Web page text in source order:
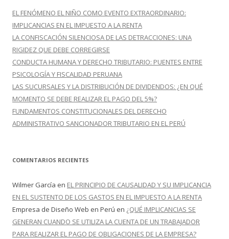
r
:
EL FENÓMENO EL NIÑO COMO EVENTO EXTRAORDINARIO:
IMPLICANCIAS EN EL IMPUESTO A LA RENTA
LA CONFISCACIÓN SILENCIOSA DE LAS DETRACCIONES: UNA
RIGIDEZ QUE DEBE CORREGIRSE
CONDUCTA HUMANA Y DERECHO TRIBUTARIO: PUENTES ENTRE
PSICOLOGÍA Y FISCALIDAD PERUANA
LAS SUCURSALES Y LA DISTRIBUCIÓN DE DIVIDENDOS: ¿EN QUÉ
MOMENTO SE DEBE REALIZAR EL PAGO DEL 5%?
FUNDAMENTOS CONSTITUCIONALES DEL DERECHO
ADMINISTRATIVO SANCIONADOR TRIBUTARIO EN EL PERÚ
COMENTARIOS RECIENTES
Wilmer García en EL PRINCIPIO DE CAUSALIDAD Y SU IMPLICANCIA
EN EL SUSTENTO DE LOS GASTOS EN EL IMPUESTO A LA RENTA
Empresa de Diseño Web en Perú en ¿QUÉ IMPLICANCIAS SE
GENERAN CUANDO SE UTILIZA LA CUENTA DE UN TRABAJADOR
PARA REALIZAR EL PAGO DE OBLIGACIONES DE LA EMPRESA?